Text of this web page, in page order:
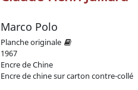
Marco Polo
Planche originale
1967
Encre de Chine
Encre de chine sur carton contre-collé